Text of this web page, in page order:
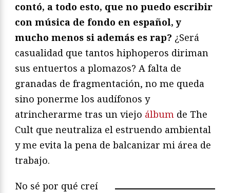
contó, a todo esto, que no puedo escribir
con música de fondo en español, y
mucho menos si además es rap? ¿Será
casualidad que tantos hiphoperos diriman
sus entuertos a plomazos? A falta de
granadas de fragmentación, no me queda
sino ponerme los audífonos y
atrincherarme tras un viejo álbum de The
Cult que neutraliza el estruendo ambiental
y me evita la pena de balcanizar mi área de
trabajo.
No sé por qué creí